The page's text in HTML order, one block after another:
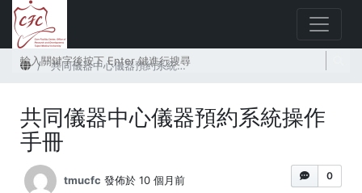
首頁共同儀器中心儀器預約系統操作手冊
共同儀器中心儀器預約系統操作
手冊
0
tmucfc 發佈於 10 個月前